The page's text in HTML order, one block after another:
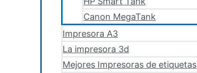
Canon MegaTank
Impresora A3
La impresora 3d
Mejores Impresoras de etiquetas